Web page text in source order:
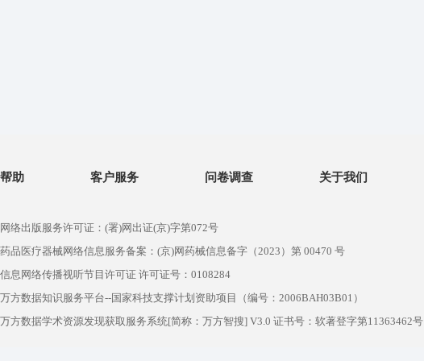
帮助 客户服务 问卷调查 关于我们
网络出版服务许可证：(署)网出证(京)字第072号
药品医疗器械网络信息服务备案：(京)网药械信息备字（2023）第 00470 号
信息网络传播视听节目许可证 许可证号：0108284
万方数据知识服务平台--国家科技支撑计划资助项目（编号：2006BAH03B01）
万方数据学术资源发现获取服务系统[简称：万方智搜] V3.0 证书号：软著登字第11363462号